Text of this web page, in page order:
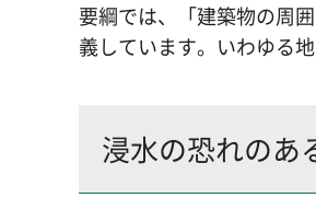
要綱では、「建築物の周
義しています。いわゆる
浸水の恐れのあ